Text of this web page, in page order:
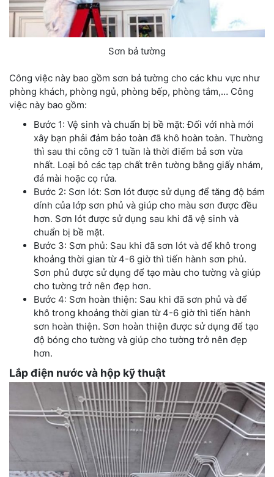
Sơn bả tường
Công việc này bao gồm sơn bả tường cho các khu vực như
phòng khách, phòng ngủ, phòng bếp, phòng tắm,… Công
việc này bao gồm:
Bước 1: Vệ sinh và chuẩn bị bề mặt: Đối với nhà mới
xây bạn phải đảm bảo toàn đã khô hoàn toàn. Thường
thì sau thi công cỡ 1 tuần là thời điểm bả sơn vừa
nhất. Loại bỏ các tạp chất trên tường bằng giấy nhám,
đá mài hoặc cọ rửa.
Bước 2: Sơn lót: Sơn lót được sử dụng để tăng độ bám
dính của lớp sơn phủ và giúp cho màu sơn được đều
hơn. Sơn lót được sử dụng sau khi đã vệ sinh và
chuẩn bị bề mặt.
Bước 3: Sơn phủ: Sau khi đã sơn lót và để khô trong
khoảng thời gian từ 4-6 giờ thì tiến hành sơn phủ.
Sơn phủ được sử dụng để tạo màu cho tường và giúp
cho tường trở nên đẹp hơn.
Bước 4: Sơn hoàn thiện: Sau khi đã sơn phủ và để
khô trong khoảng thời gian từ 4-6 giờ thì tiến hành
sơn hoàn thiện. Sơn hoàn thiện được sử dụng để tạo
độ bóng cho tường và giúp cho tường trở nên đẹp
hơn.
Lắp điện nước và hộp kỹ thuật